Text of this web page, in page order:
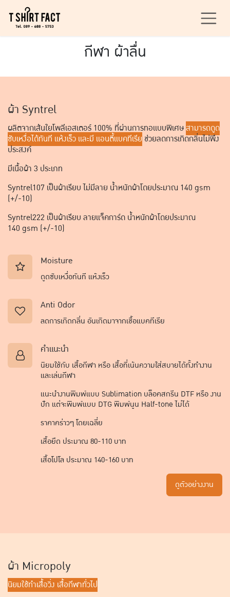
Skip to Content
กีฬา ผ้าลื่น
ผ้า Syntrel
ผลิตจากเส้นใยโพลีเอสเตอร์ 100% ที่ผ่านการทอแบบพิเศษสามารถดูด
ซับเหงื่อได้ทันที แห้งเร็ว และมี แอนตี้แบคทีเรีย ช่วยลดการเกิดกลิ่นไม่พึง
ประสงค์
มีเนื้อผ้า 3 ประเภท
Syntrel107 เป็นผ้าเรียบ ไม่มีลาย น้ำหนักผ้าโดยประมาณ 140 gsm
(+/-10)
Syntrel222 เป็นผ้าเรียบ ลายแจ็คการ์ด น้ำหนักผ้าโดยประมาณ
140 gsm (+/-10)
Moisture
ดูดซับเหงื่อทันที แห้งเร็ว
Anti Odor
ลดการเกิดกลิ่น อันเกิดมาจากเชื้อแบคทีเรีย
คำแนะนำ
นิยมใช้กับ เสื้อกีฬา หรือ เสื้อที่เน้นความใส่สบายได้ทั้งทำงาน
และเล่นกีฬา
แนะนำงานพิมพ์แบบ Sublimation บล็อคสกรีน DTF หรือ งาน
ปัก แต่จะพิมพ์แบบ DTG พิมพ์นูน Half-tone ไม่ได้
ราคาคร่าวๆ โดยเฉลี่ย
เสื้อยืด ประมาณ 80-110 บาท
เสื้อโปโล ประมาณ 140-160 บาท
ดูตัวอย่างงาน
ผ้า Micropoly
นิยมใช้ทำเสื้อวิ่ง เสื้อกีฬาทั่วไป